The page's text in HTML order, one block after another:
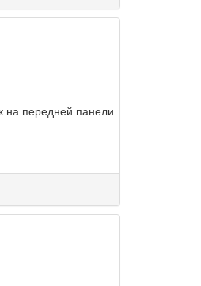
на передней панели